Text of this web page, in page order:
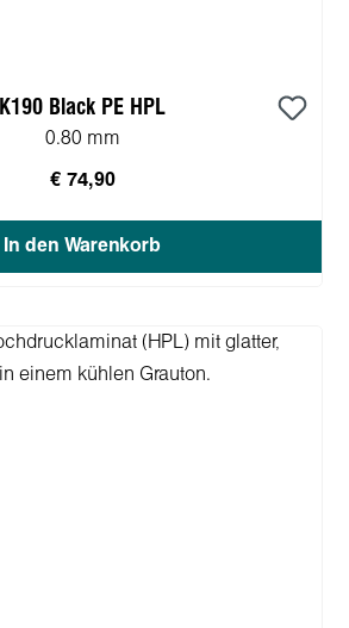
K190 Black PE HPL
0.80 mm
€ 74,90
In den Warenkorb